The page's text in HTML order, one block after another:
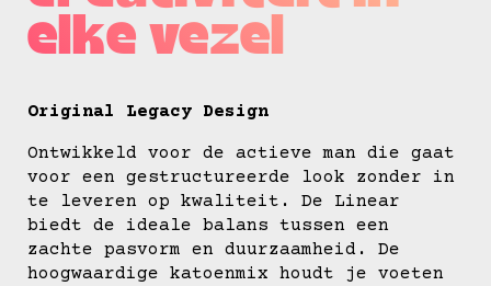
elke vezel
Original Legacy Design
Ontwikkeld voor de actieve man die gaat
voor een gestructureerde look zonder in
te leveren op kwaliteit. De Linear
biedt de ideale balans tussen een
zachte pasvorm en duurzaamheid. De
hoogwaardige katoenmix houdt je voeten